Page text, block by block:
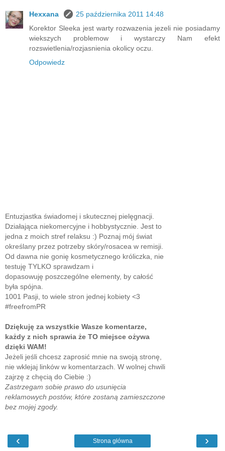
Hexxana
25 października 2011 14:48
Korektor Sleeka jest warty rozwazenia jezeli nie posiadamy
wiekszych problemow i wystarczy Nam efekt
rozswietlenia/rozjasnienia okolicy oczu.
Odpowiedz
Entuzjastka świadomej i skutecznej pielęgnacji.
Działająca niekomercyjne i hobbystycznie. Jest to
jedna z moich stref relaksu :) Poznaj mój świat
określany przez potrzeby skóry/rosacea w remisji.
Od dawna nie gonię kosmetycznego króliczka, nie
testuję TYLKO sprawdzam i
dopasowuję poszczególne elementy, by całość
była spójna.
1001 Pasji, to wiele stron jednej kobiety <3
#freefromPR
Dziękuję za wszystkie Wasze komentarze,
każdy z nich sprawia że TO miejsce ożywa
dzięki WAM!
Jeżeli jeśli chcesz zaprosić mnie na swoją stronę,
nie wklejaj linków w komentarzach. W wolnej chwili
zajrzę z chęcią do Ciebie :)
Zastrzegam sobie prawo do usunięcia
reklamowych postów, które zostaną zamieszczone
bez mojej zgody.
‹ ›
Strona główna